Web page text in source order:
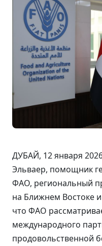
ДУБАЙ, 12 января
Эльваер, помощник
ФАО, региональный
на Ближнем Востоке
что ФАО
международного
продовольственной